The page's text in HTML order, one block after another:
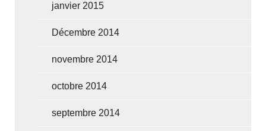
janvier 2015
Décembre 2014
novembre 2014
octobre 2014
septembre 2014